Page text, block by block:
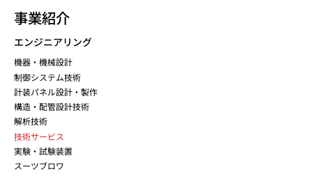
事業紹介
エンジニアリング
機器・機械設計
制御システム技術
計装パネル設計・製作
構造・配管設計技術
解析技術
技術サービス
実験・試験装置
スーツブロワ